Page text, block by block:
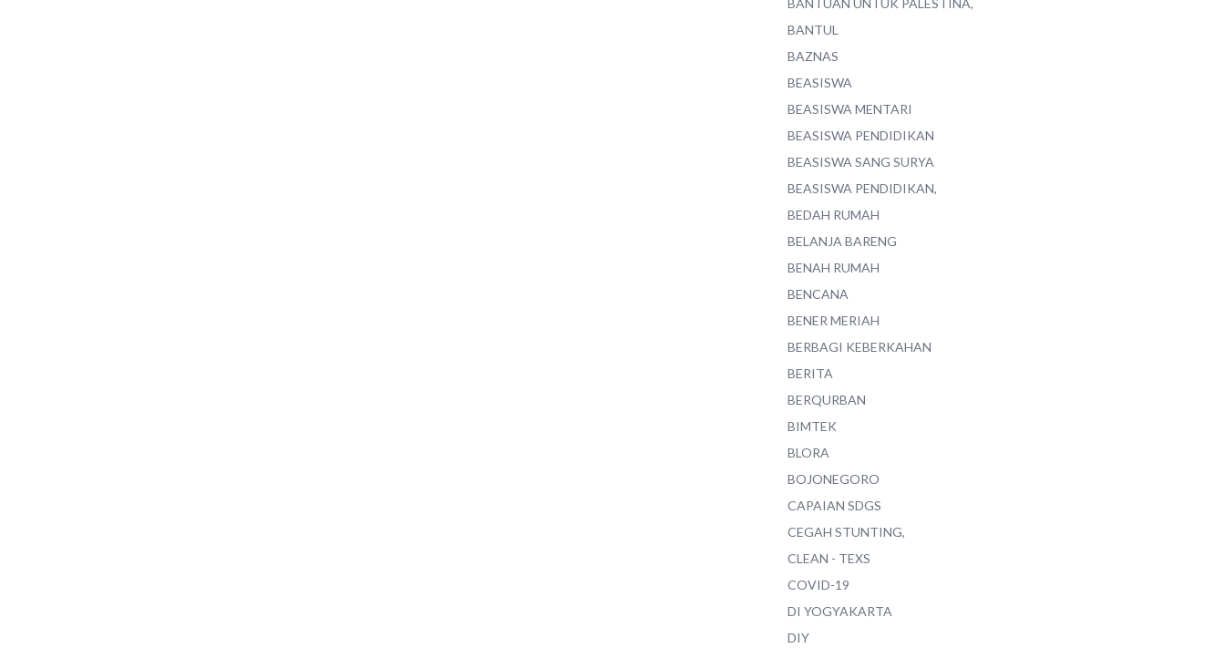
BANTUAN UNTUK PALESTINA,
BANTUL
BAZNAS
BEASISWA
BEASISWA MENTARI
BEASISWA PENDIDIKAN
BEASISWA SANG SURYA
BEASISWA PENDIDIKAN,
BEDAH RUMAH
BELANJA BARENG
BENAH RUMAH
BENCANA
BENER MERIAH
BERBAGI KEBERKAHAN
BERITA
BERQURBAN
BIMTEK
BLORA
BOJONEGORO
CAPAIAN SDGS
CEGAH STUNTING,
CLEAN - TEXS
COVID-19
DI YOGYAKARTA
DIY